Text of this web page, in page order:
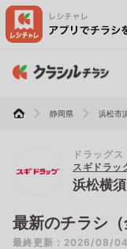
静岡県 浜松市
ドラッグス
スギドラッ
浜松横
最新のチラシ（
最終更新：2026/08/04